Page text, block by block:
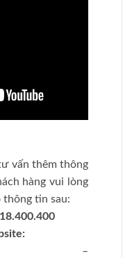
vấn thêm thông
hàng vui lòng
thông tin sau: